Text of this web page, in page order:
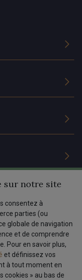
16:20
sur notre site
consentez à
parties (ou
globale de navigation
et de comprendre
Pour en savoir plus,
et définissez vos
à tout moment en
cookies » au bas de